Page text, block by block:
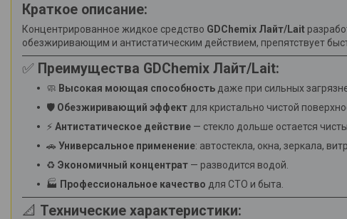
Краткое описание:
Концентрированное жидкое средство GDChemix Лайт/Lait
обезжиривающим и антистатическим действием, препятствует
✅ Преимущества GDChemix Лайт/Lait:
🧼 Высокая моющая способность даже при сильных
🛡 Обезжиривающий эффект для кристально чистой
⚡ Антистатическое действие — стекло дольше остается
🚗 Универсальное применение: автостекла, окна, зеркала,
♻ Экономичный концентрат — разводится водой.
🏭 Профессиональное качество для СТО и быта.
📐 Технические характеристики: